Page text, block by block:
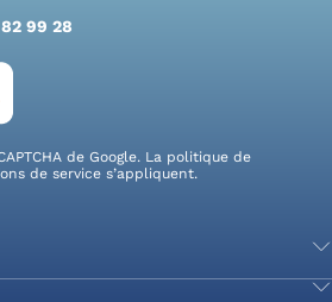
99 28
de Google. La politique de
de service s’appliquent.